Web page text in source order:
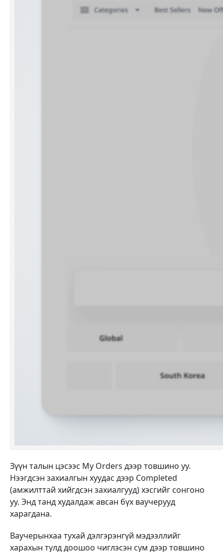
Зүүн талын цэсээс My Orders дээр товшино уу.
Нээгдсэн захиалгын хуудас дээр Completed
(амжилттай хийгдсэн захиалгууд) хэсгийг сонгоно
уу. Энд танд худалдаж авсан бүх ваучерууд
харагдана.
Ваучерынхаа тухай дэлгэрэнгүй мэдээллийг
харахын тулд доошоо чиглэсэн сум дээр товшино